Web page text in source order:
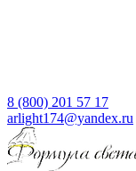
8 (800) 201 57 17
arlight174@yandex.ru